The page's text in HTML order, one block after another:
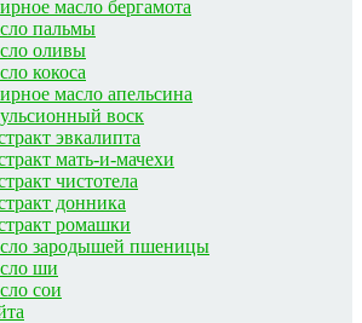
масло бергамота
пальмы
оливы
кокоса
масло апельсина
воск
эвкалипта
мать-и-мачехи
чистотела
донника
ромашки
зародышей пшеницы
ши
сои